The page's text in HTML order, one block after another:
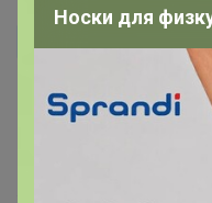
понравился, не
приятный.
Носки для